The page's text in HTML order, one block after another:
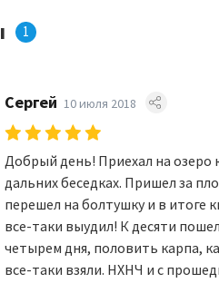
1
Сергей 10 июля 2018
Добрый день! Приехал на озеро
дальних беседках. Пришел за
перешел на болтушку и в итоге
все-таки выудил! К десяти
четырем дня, половить карпа,
все-таки взяли. НХНЧ и с